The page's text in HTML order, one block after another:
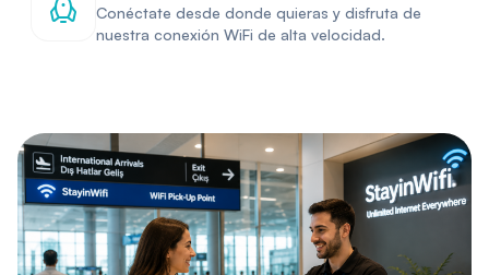
Conéctate desde donde quieras y disfruta de
nuestra conexión WiFi de alta velocidad.